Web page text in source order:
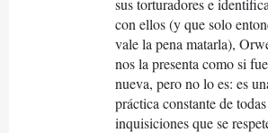
con ellos (y que solo
vale la pena matarla),
nos la presenta como si
nueva, pero no lo es: es
práctica constante de
inquisiciones que se